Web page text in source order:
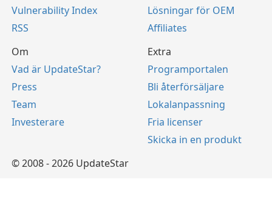
Vulnerability Index
RSS
Lösningar för OEM
Affiliates
Om
Vad är UpdateStar?
Press
Team
Investerare
Extra
Programportalen
Bli återförsäljare
Lokalanpassning
Fria licenser
Skicka in en produkt
© 2008 - 2026 UpdateStar